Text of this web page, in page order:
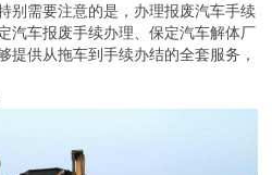
别需要注意的是，办理报废汽车手续
车报废手续办理、保定汽车解体厂
提供从拖车到手续办结的全套服务，